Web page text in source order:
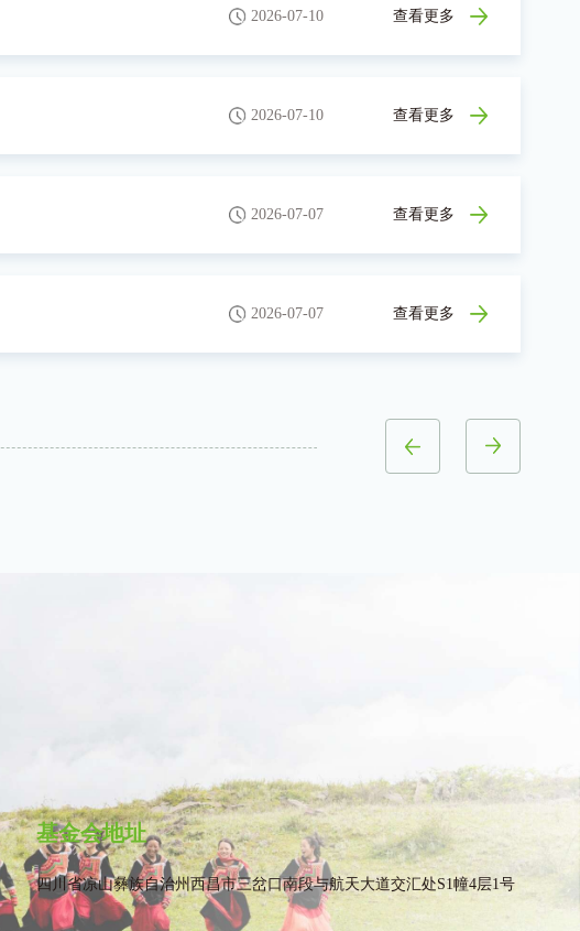
2026-07-10 查看更多
2026-07-10 查看更多
2026-07-07 查看更多
2026-07-07 查看更多
基金会地址
四川省凉山彝族自治州西昌市三岔口南段与航天大道交汇处S1幢4层1号